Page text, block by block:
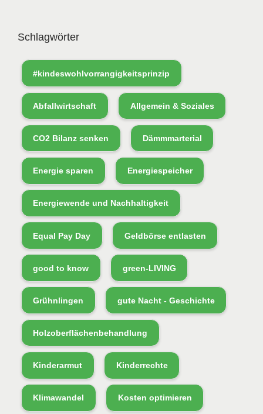
Schlagwörter
#kindeswohlvorrangigkeitsprinzip
Abfallwirtschaft Allgemein & Soziales
CO2 Bilanz senken Dämmmarterial
Energie sparen Energiespeicher
Energiewende und Nachhaltigkeit
Equal Pay Day Geldbörse entlasten
good to know green-LIVING
Grühnlingen gute Nacht - Geschichte
Holzoberflächenbehandlung
Kinderarmut Kinderrechte
Klimawandel Kosten optimieren